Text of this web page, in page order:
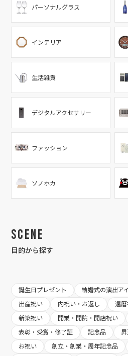
パーソナルグラス
インテリア
生活雑貨
デジタルアクセサリー
ファッション
ソノホカ
Scene
目的から探す
誕生日プレゼント 結婚式の演出ア
出産祝い
内祝い・お返し
還
新築祝い
開業・開院・開店祝い
表彰・受賞・修了証
記念品
お祝い
創立・創業・周年記念品